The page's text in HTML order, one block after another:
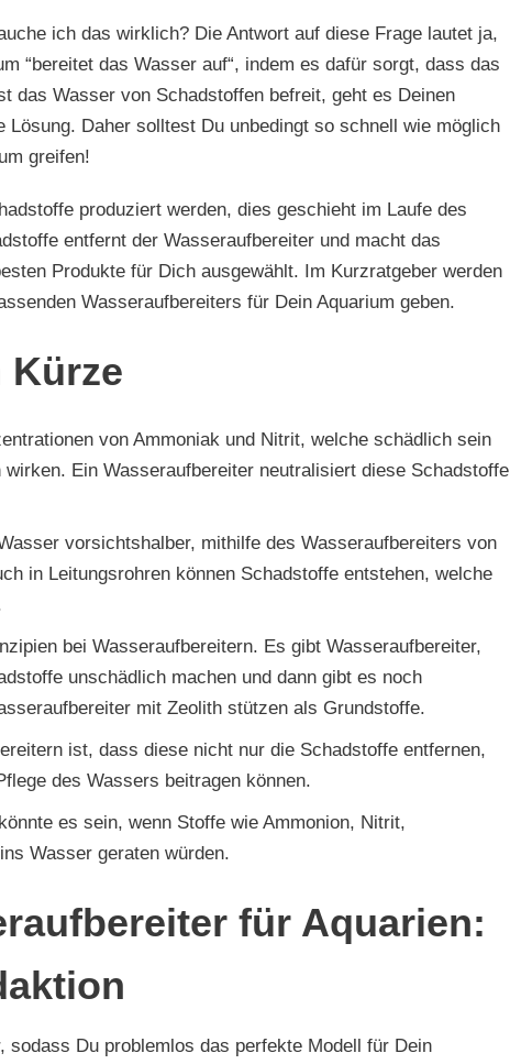
ich das wirklich? Die Antwort auf diese Frage lautet ja,
“bereitet das Wasser auf“, indem es dafür sorgt, dass das
das Wasser von Schadstoffen befreit, geht es Deinen
Lösung. Daher solltest Du unbedingt so schnell wie möglich
greifen!
produziert werden, dies geschieht im Laufe des
entfernt der Wasseraufbereiter und macht das
Produkte für Dich ausgewählt. Im Kurzratgeber werden
Wasseraufbereiters für Dein Aquarium geben.
Kürze
von Ammoniak und Nitrit, welche schädlich sein
Ein Wasseraufbereiter neutralisiert diese Schadstoffe
vorsichtshalber, mithilfe des Wasseraufbereiters von
in Leitungsrohren können Schadstoffe entstehen, welche
bei Wasseraufbereitern. Es gibt Wasseraufbereiter,
unschädlich machen und dann gibt es noch
mit Zeolith stützen als Grundstoffe.
ist, dass diese nicht nur die Schadstoffe entfernen,
des Wassers beitragen können.
es sein, wenn Stoffe wie Ammonion, Nitrit,
Wasser geraten würden.
für Aquarien:
Du problemlos das perfekte Modell für Dein